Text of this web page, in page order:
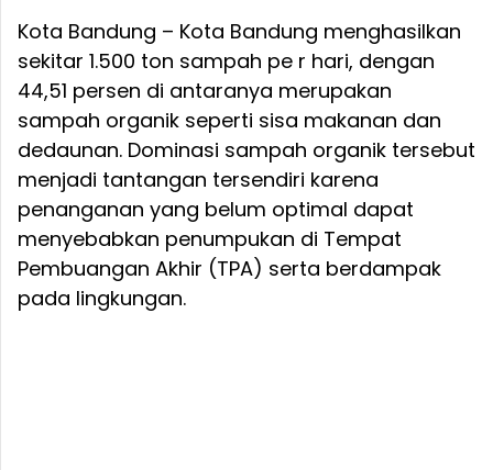
Kota Bandung – Kota Bandung menghasilkan
sekitar 1.500 ton sampah pe r hari, dengan
44,51 persen di antaranya merupakan
sampah organik seperti sisa makanan dan
dedaunan. Dominasi sampah organik tersebut
menjadi tantangan tersendiri karena
penanganan yang belum optimal dapat
menyebabkan penumpukan di Tempat
Pembuangan Akhir (TPA) serta berdampak
pada lingkungan.